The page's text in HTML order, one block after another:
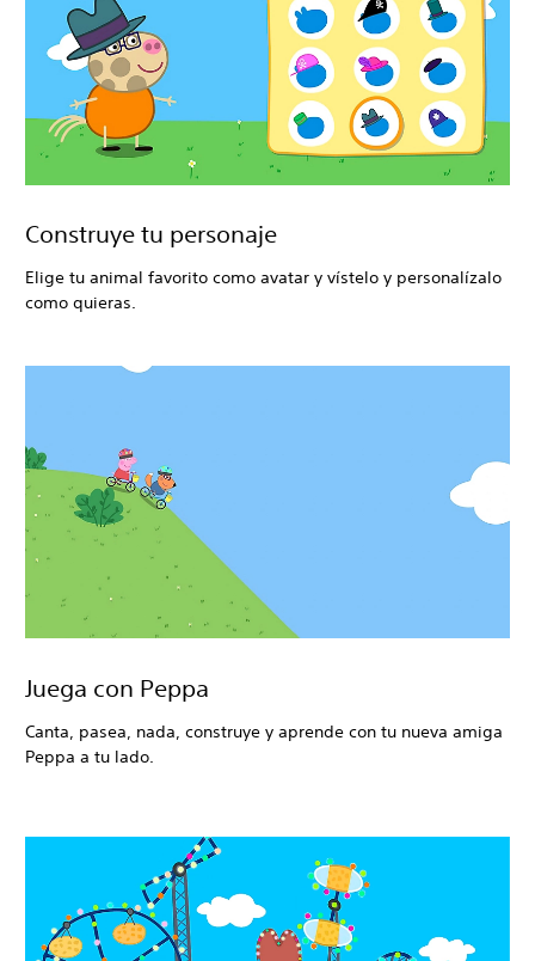
Construye tu personaje
Elige tu animal favorito como avatar y vístelo y personalízalo
como quieras.
Juega con Peppa
Canta, pasea, nada, construye y aprende con tu nueva amiga
Peppa a tu lado.